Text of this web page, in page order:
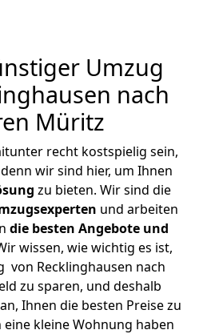
Umzug
nach
Müritz
recht kostspielig sein,
wir sind hier, um Ihnen
zu bieten. Wir sind die
und arbeiten
die besten Angebote und
wissen, wie wichtig es ist,
von Recklinghausen nach
zu sparen, und deshalb
Ihnen die besten Preise zu
eine kleine Wohnung haben